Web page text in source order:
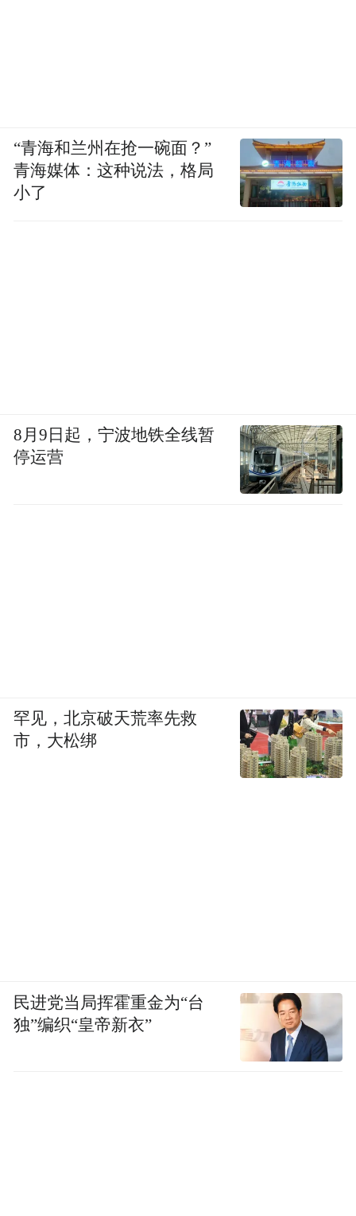
“青海和兰州在抢一碗面？”
青海媒体：这种说法，格局
小了
8月9日起，宁波地铁全线暂
停运营
罕见，北京破天荒率先救
市，大松绑
民进党当局挥霍重金为“台
独”编织“皇帝新衣”